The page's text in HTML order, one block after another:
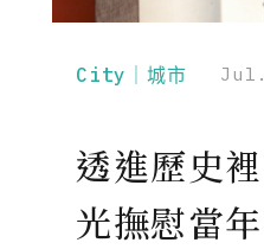
City｜城市
透進歷史
光撫慰當